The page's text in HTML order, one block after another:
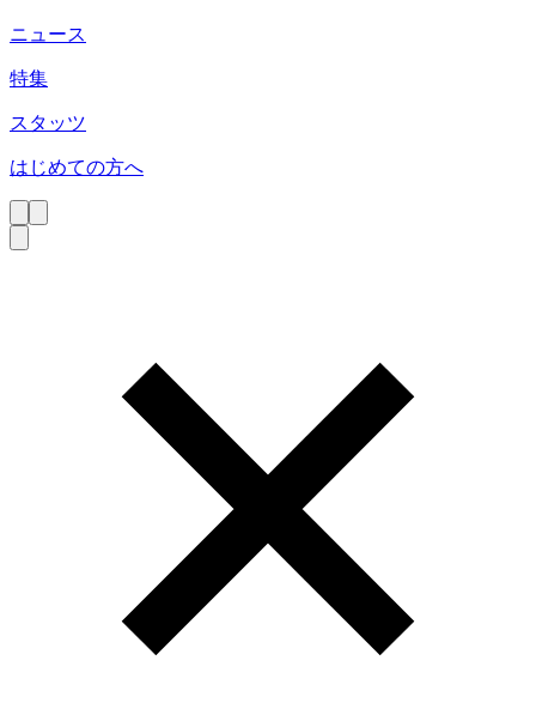
ニュース
特集
スタッツ
はじめての方へ